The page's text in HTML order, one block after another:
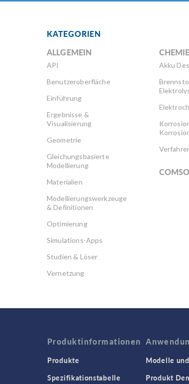
KATEGORIEN
ALLGEMEIN
API
Benutzeroberfläche
Einführung
Ergebnisse &
Visualisierung
Geometrie
Gleichungsbasierte
Modellierung
Materialien
Modellierungswerkzeuge
& Definitionen
Optimierung
Simulations-Apps
Studien & Löser
Vernetzung
CHEMIE
Akku
Produktinformationen
Produkte
Spezifikationstabelle
Modelle
Produkt